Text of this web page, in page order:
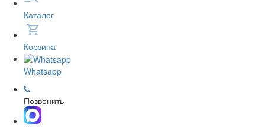
Каталог
Корзина
Whatsapp
Позвонить